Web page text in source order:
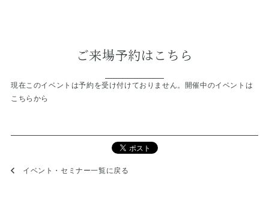
ご来場予約はこちら
現在このイベントは予約を受け付けておりません。 開催中のイベントは
こちらから
イベント・セミナー一覧に戻る